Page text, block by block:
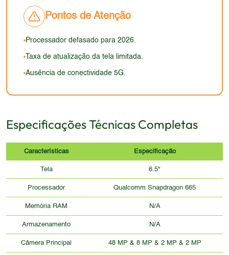
smartphones mais recentes. A aparência geral não
reflete as tendências atuais do mercado, focando
mais em funcionalidade do que em design.
Pontos de Atenção
Processador defasado para 2026.
Taxa de atualização da tela limitada.
Ausência de conectividade 5G.
Especificações Técnicas Completas
Características Especificação
Tela 6.5"
Processador Qualcomm Snapdragon 665
Memória RAM N/A
Armazenamento N/A
Câmera Principal 48 MP & 8 MP & 2 MP & 2 MP